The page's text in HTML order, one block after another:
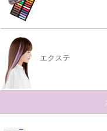
エクステ